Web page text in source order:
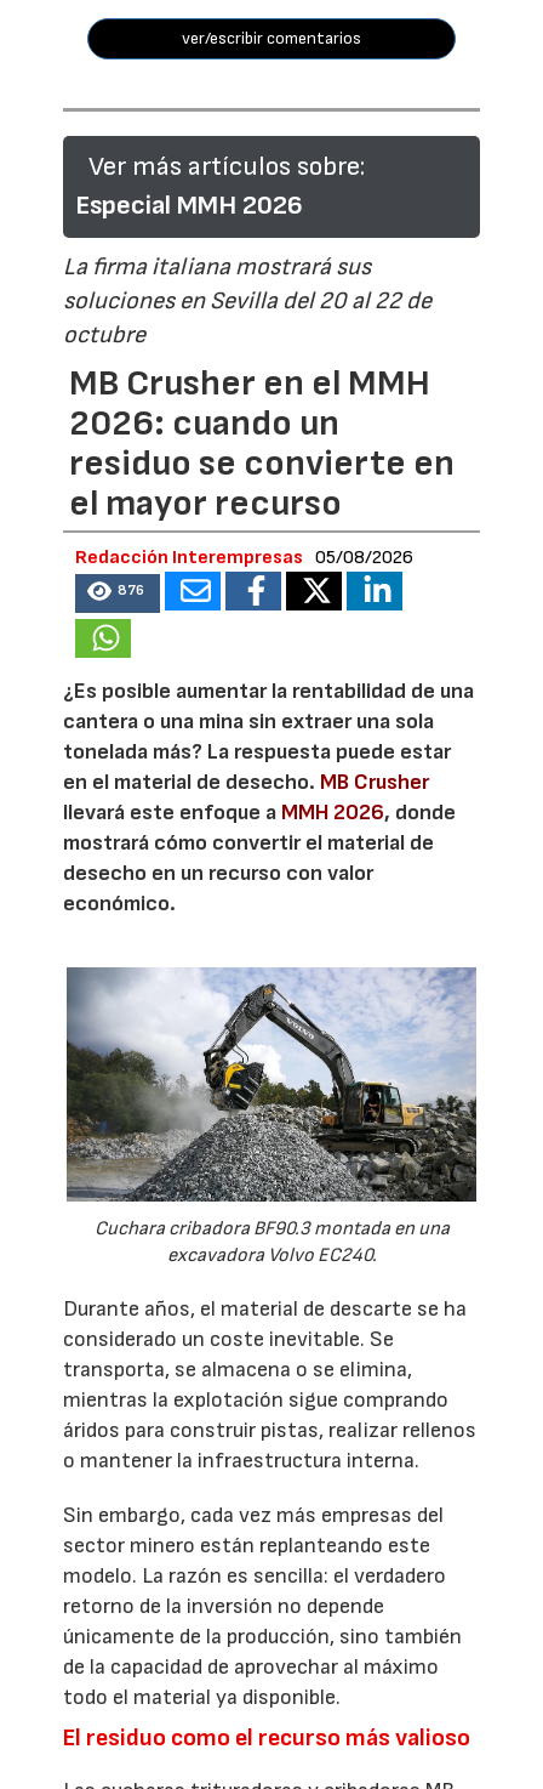
ver/escribir comentarios
Ver más artículos sobre:
Especial MMH 2026
La firma italiana mostrará sus
soluciones en Sevilla del 20 al 22 de
octubre
MB Crusher en el MMH
2026: cuando un
residuo se convierte en
el mayor recurso
Redacción Interempresas 05/08/2026
876
¿Es posible aumentar la rentabilidad de una
cantera o una mina sin extraer una sola
tonelada más? La respuesta puede estar
en el material de desecho. MB Crusher
llevará este enfoque a MMH 2026, donde
mostrará cómo convertir el material de
desecho en un recurso con valor
económico.
Cuchara cribadora BF90.3 montada en una
excavadora Volvo EC240.
Durante años, el material de descarte se ha
considerado un coste inevitable. Se
transporta, se almacena o se elimina,
mientras la explotación sigue comprando
áridos para construir pistas, realizar rellenos
o mantener la infraestructura interna.
Sin embargo, cada vez más empresas del
sector minero están replanteando este
modelo. La razón es sencilla: el verdadero
retorno de la inversión no depende
únicamente de la producción, sino también
de la capacidad de aprovechar al máximo
todo el material ya disponible.
El residuo como el recurso más valioso